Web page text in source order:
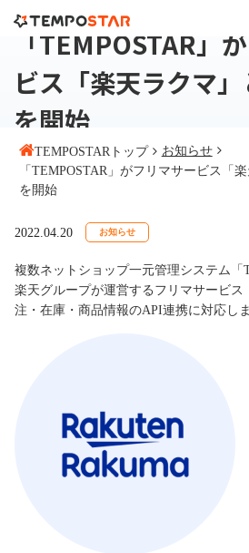
TEMPOSTARとは
TEMPOSTARとは
一元管理システム導入のポイント
安心充実のカスタマーサポート
よくある質問
機能
すべての機能を見る
受注管理機能
在庫管理機能
複数倉庫連携
送り状発行システム連携
メール送信機能
料金プラン
料金シミュレーション
連携サービスオプション
キャンペーン一覧
導入までの流れ
導入事例
カスタマイズ事例
お客様の声
お役立ち情報
マニュアル
パートナー連携
03-6705-
資料ダウンロード
「TEMPOSTAR」
ビス「楽天ラクマ
を開始
TEMPOSTARトップ
お知らせ
「TEMPOSTAR」がフリマサービス「
を開始
2022.04.20 お知らせ
複数ネットショップ一元管理システム「
楽天グループが運営するフリマサービス
注・在庫・商品情報のAPI連携に対応しま